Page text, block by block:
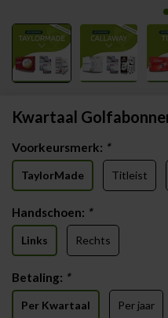
Kwartaal
Voorkeursmerk: *
TaylorMade Titleist
Handschoen: *
Links Rechts
Betaling: *
Per Kwartaal Per jaar